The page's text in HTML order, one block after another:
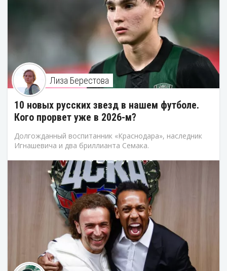
Лиза Берестова
10 новых русских звезд в нашем футболе.
Кого прорвет уже в 2026-м?
Долгожданный воспитанник «Краснодара», наследник
Игнашевича и два бриллианта Семака.